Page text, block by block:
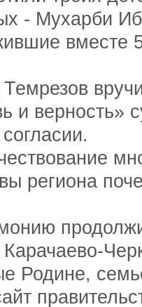
- Мухарби
вместе
и верность»
региона
Родине,